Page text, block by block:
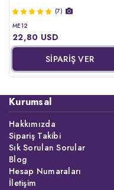
(7)
ME12
22,80 USD
SİPARİŞ VER
Kurumsal
Hakkımızda
Sipariş Takibi
Sık Sorulan Sorular
Blog
Hesap Numaraları
İletişim